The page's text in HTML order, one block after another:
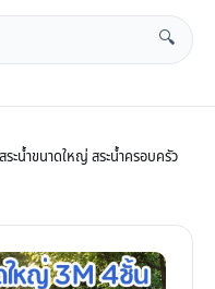
🔍
ะน้ำขนาดใหญ่ สระน้ำครอบครัว